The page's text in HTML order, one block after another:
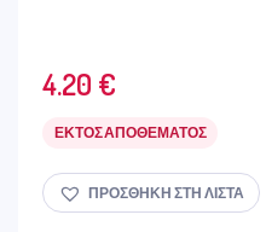
4.20 €
ΕΚΤΌΣ ΑΠΟΘΈΜΑΤΟΣ
ΠΡΟΣΘΉΚΗ ΣΤΗ ΛΊΣΤΑ